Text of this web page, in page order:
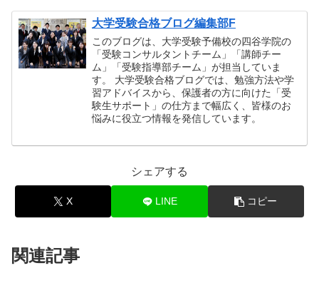
大学受験合格ブログ編集部F
このブログは、大学受験予備校の四谷学院の
「受験コンサルタントチーム」「講師チー
ム」「受験指導部チーム」が担当していま
す。 大学受験合格ブログでは、勉強方法や学
習アドバイスから、保護者の方に向けた「受
験生サポート」の仕方まで幅広く、皆様のお
悩みに役立つ情報を発信しています。
シェアする
X LINE コピー
関連記事